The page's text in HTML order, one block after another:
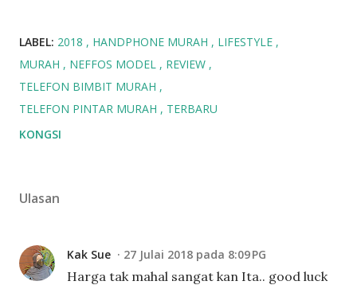
LABEL: 2018 HANDPHONE MURAH
LIFESTYLE
MURAH
NEFFOS MODEL
REVIEW
TELEFON BIMBIT MURAH
TELEFON PINTAR MURAH
TERBARU
KONGSI
Ulasan
Kak Sue 27 Julai 2018 pada 8:09 PG
Harga tak mahal sangat kan Ita.. good luck